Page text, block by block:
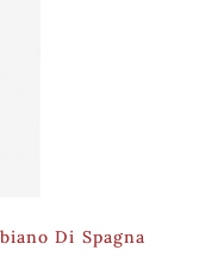
Di Spagna